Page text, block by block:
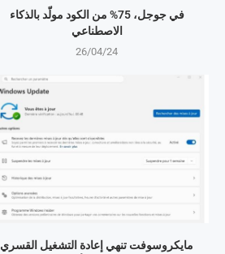
في جوجل، 75% من الكود مولّد بالذكاء
الاصطناعي
26/04/24
مايكروسوفت تنهي إعادة التشغيل القسري